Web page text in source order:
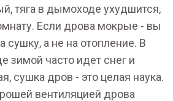
тяга в дымоходе ухудшится,
Если дрова мокрые - вы
сушку, а не на отопление. В
зимой часто идет снег и
сушка дров - это целая наука.
вентиляцией дрова